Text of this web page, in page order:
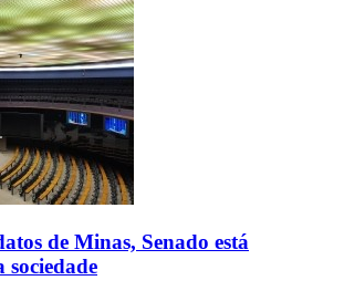
de Minas, Senado está
sociedade